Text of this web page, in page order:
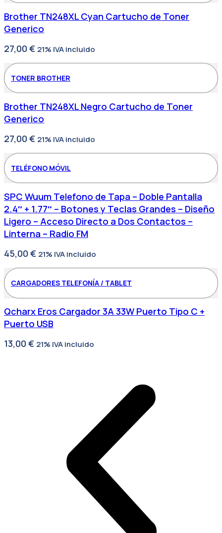
Brother TN248XL Cyan Cartucho de Toner
Generico
27,00 € 21% IVA incluido
TONER BROTHER
Brother TN248XL Negro Cartucho de Toner
Generico
27,00 € 21% IVA incluido
TELÉFONO MÓVIL
SPC Wuum Telefono de Tapa – Doble Pantalla
2.4″ + 1.77″ – Botones y Teclas Grandes – Diseño
Ligero – Acceso Directo a Dos Contactos –
Linterna – Radio FM
45,00 € 21% IVA incluido
CARGADORES TELEFONÍA / TABLET
Qcharx Eros Cargador 3A 33W Puerto Tipo C +
Puerto USB
13,00 € 21% IVA incluido